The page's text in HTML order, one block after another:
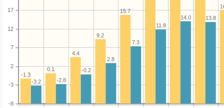
-8
-3
2
7
12
17 15.7
9.2
4.4
0.1
-1.3
13.8
14.0
11.8
7.3
2.8
-0.2
-2.8
-3.2